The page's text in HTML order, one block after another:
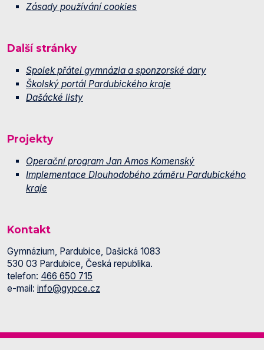
Zásady používání cookies
Další stránky
Spolek přátel gymnázia a sponzorské dary
Školský portál Pardubického kraje
Dašácké listy
Projekty
Operační program Jan Amos Komenský
Implementace Dlouhodobého záměru Pardubického
kraje
Kontakt
Gymnázium, Pardubice, Dašická 1083
530 03 Pardubice, Česká republika.
telefon: 466 650 715
e-mail: info@gypce.cz